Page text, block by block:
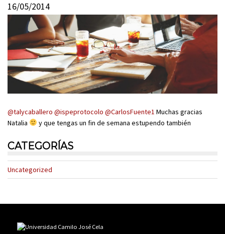
16/05/2014
@talycaballero @ispeprotocolo @CarlosFuente1 Muchas gracias
Natalia
y que tengas un fin de semana estupendo también
CATEGORÍAS
Uncategorized